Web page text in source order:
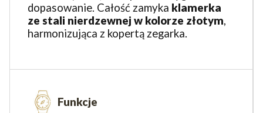
dopasowanie. Całość zamyka klamerka
ze stali nierdzewnej w kolorze złotym,
harmonizująca z kopertą zegarka.
Funkcje